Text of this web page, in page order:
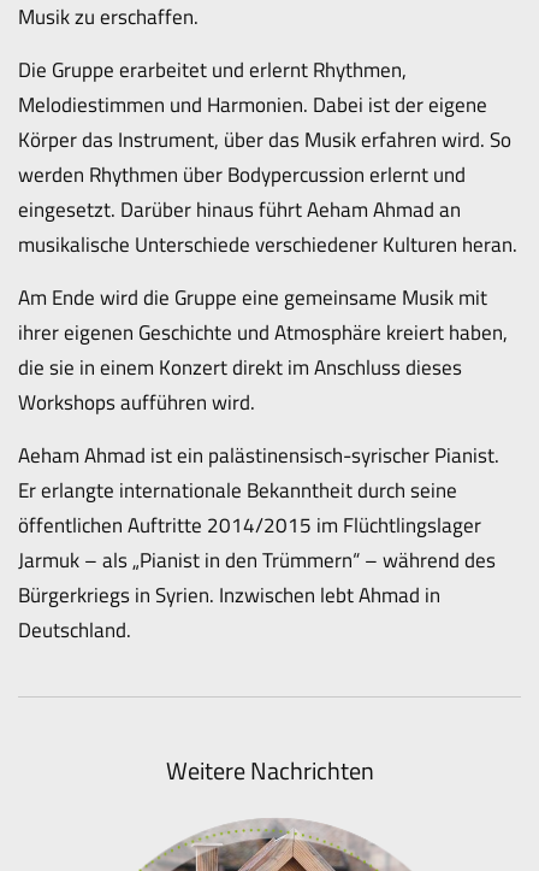
Musik zu erschaffen.
Die Gruppe erarbeitet und erlernt Rhythmen,
Melodiestimmen und Harmonien. Dabei ist der eigene
Körper das Instrument, über das Musik erfahren wird. So
werden Rhythmen über Bodypercussion erlernt und
eingesetzt. Darüber hinaus führt Aeham Ahmad an
musikalische Unterschiede verschiedener Kulturen heran.
Am Ende wird die Gruppe eine gemeinsame Musik mit
ihrer eigenen Geschichte und Atmosphäre kreiert haben,
die sie in einem Konzert direkt im Anschluss dieses
Workshops aufführen wird.
Aeham Ahmad ist ein palästinensisch-syrischer Pianist.
Er erlangte internationale Bekanntheit durch seine
öffentlichen Auftritte 2014/2015 im Flüchtlingslager
Jarmuk – als „Pianist in den Trümmern“ – während des
Bürgerkriegs in Syrien. Inzwischen lebt Ahmad in
Deutschland.
Weitere Nachrichten